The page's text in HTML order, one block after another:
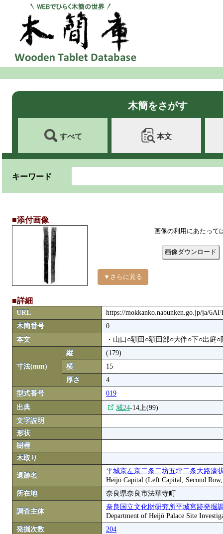
木簡をさがす
すべて 本文
キーワード
■添付画像
▼さらに見る
画像の利用にあたって
画像ダウンロード
■詳細
URL
https://mokkanko.nabunken.go.jp/ja/
木簡番号
0
本文
・山口○額田○額田部○大伴○下○出庭
寸法(mm)
縦
(179)
横
15
厚さ
4
型式番号
019
出典
城24-14上(99)
文字説明
形状
樹種
木取り
遺跡名
平城京左京二条二坊五坪二条大路濠
Heijō Capital (Left Capital, Second
所在地
奈良県奈良市法華寺町
調査主体
奈良国立文化財研究所平城宮跡発掘
Department of Heijō Palace Site
発掘次数
204